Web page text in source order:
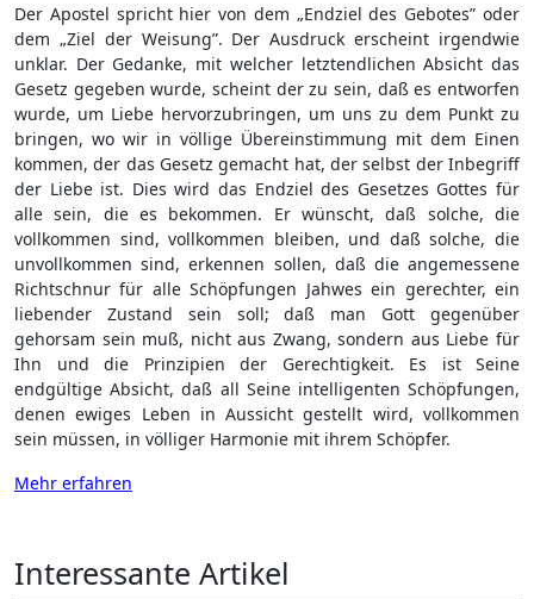
Der Apostel spricht hier von dem „Endziel des Gebotes” oder
dem „Ziel der Weisung”. Der Ausdruck erscheint irgendwie
unklar. Der Gedanke, mit welcher letztendlichen Absicht das
Gesetz gegeben wurde, scheint der zu sein, daß es entworfen
wurde, um Liebe hervorzubringen, um uns zu dem Punkt zu
bringen, wo wir in völlige Übereinstimmung mit dem Einen
kommen, der das Gesetz gemacht hat, der selbst der Inbegriff
der Liebe ist. Dies wird das Endziel des Gesetzes Gottes für
alle sein, die es bekommen. Er wünscht, daß solche, die
vollkommen sind, vollkommen bleiben, und daß solche, die
unvollkommen sind, erkennen sollen, daß die angemessene
Richtschnur für alle Schöpfungen Jahwes ein gerechter, ein
liebender Zustand sein soll; daß man Gott gegenüber
gehorsam sein muß, nicht aus Zwang, sondern aus Liebe für
Ihn und die Prinzipien der Gerechtigkeit. Es ist Seine
endgültige Absicht, daß all Seine intelligenten Schöpfungen,
denen ewiges Leben in Aussicht gestellt wird, vollkommen
sein müssen, in völliger Harmonie mit ihrem Schöpfer.
Mehr erfahren
Interessante Artikel